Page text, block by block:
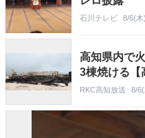
石川テレビ 8/6(
高知県内で
3棟焼ける【
RKC高知放送 8/